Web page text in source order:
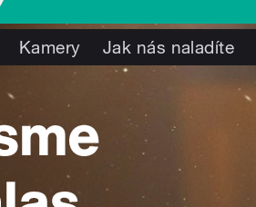
Kamery Jak nás naladíte